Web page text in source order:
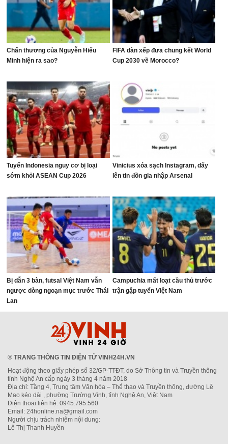
Chấn thương của Nguyễn Hiểu
Minh hiện ra sao?
FIFA dàn xếp đưa chung kết World
Cup 2030 về Morocco?
Tuyển Indonesia nguy cơ bị loại
sớm khỏi ASEAN Cup 2026
Vinicius xóa sạch Instagram, dấy
lên tin đồn gia nhập Arsenal
Bị dẫn 3 bàn, futsal Việt Nam vẫn
ngược dòng ngoạn mục trước Thái
Lan
Campuchia mất loạt cầu thủ trước
trận gặp tuyển Việt Nam
® TRANG THÔNG TIN ĐIỆN TỬ VINH24H.VN
Hoạt động theo giấy phép số 32/GP-TTĐT, do Sở Thông tin và Truyền thông
tỉnh Nghệ An cấp ngày 3 tháng 4 năm 2018
Địa chỉ: Tầng 4, Trung tâm Văn hóa – Thể thao và Truyền thông, đường Lê
Mao kéo dài , phường Trường Vinh, tỉnh Nghệ An, Việt Nam
Điện thoại liên hệ: 0945.795.560
Email: 24honline.na@gmail.com
Người chịu trách nhiệm nội dung:
Lê Thị Thanh Huyền